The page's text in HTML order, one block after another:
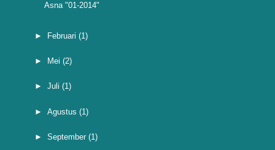
Asna "01-2014"
► Februari (1)
► Mei (2)
► Juli (1)
► Agustus (1)
► September (1)